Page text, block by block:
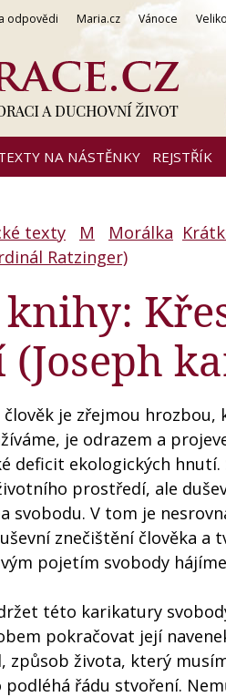
odpovědi Maria.cz Vánoce
NA NÁSTĚNKY REJSTŘÍK
texty M Morálka
Ratzinger)
člověk je zřejmou
je odrazem a
deficit ekologických
prostředí, ale
svobodu. V tom je
znečištění člověka
pojetím svobody
této karikatury
pokračovat její
způsob života, který
řádu stvoření.